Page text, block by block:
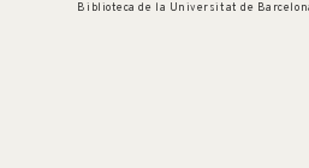
Biblioteca de la Universitat de